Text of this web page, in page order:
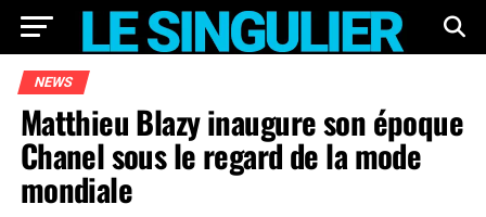
NEWS
Matthieu Blazy inaugure son époque
Chanel sous le regard de la mode
mondiale